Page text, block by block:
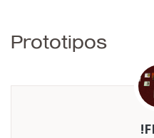
Prototipos